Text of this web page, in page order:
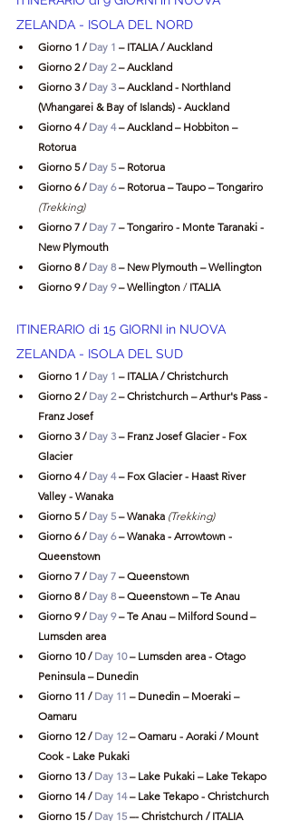
ZELANDA - ISOLA DEL NORD
Giorno 1 / Day 1 – ITALIA / Auckland
Giorno 2 / Day 2 – Auckland
Giorno 3 / Day 3 – Auckland - Northland
(Whangarei & Bay of Islands) - Auckland
Giorno 4 / Day 4 – Auckland – Hobbiton –
Rotorua
Giorno 5 / Day 5 – Rotorua
Giorno 6 / Day 6 – Rotorua – Taupo – Tongariro
(Trekking)
Giorno 7 / Day 7 – Tongariro - Monte Taranaki -
New Plymouth
Giorno 8 / Day 8 – New Plymouth – Wellington
Giorno 9 / Day 9 – Wellington / ITALIA
ITINERARIO di 15 GIORNI in NUOVA
ZELANDA - ISOLA DEL SUD
Giorno 1 / Day 1 – ITALIA / Christchurch
Giorno 2 / Day 2 – Christchurch – Arthur's Pass -
Franz Josef
Giorno 3 / Day 3 – Franz Josef Glacier - Fox
Glacier
Giorno 4 / Day 4 – Fox Glacier - Haast River
Valley - Wanaka
Giorno 5 / Day 5 – Wanaka (Trekking)
Giorno 6 / Day 6 – Wanaka - Arrowtown -
Queenstown
Giorno 7 / Day 7 – Queenstown
Giorno 8 / Day 8 – Queenstown – Te Anau
Giorno 9 / Day 9 – Te Anau – Milford Sound –
Lumsden area
Giorno 10 / Day 10 – Lumsden area - Otago
Peninsula – Dunedin
Giorno 11 / Day 11 – Dunedin – Moeraki –
Oamaru
Giorno 12 / Day 12 – Oamaru - Aoraki / Mount
Cook - Lake Pukaki
Giorno 13 / Day 13 – Lake Pukaki – Lake Tekapo
Giorno 14 / Day 14 – Lake Tekapo - Christchurch
Giorno 15 / Day 15 –- Christchurch / ITALIA